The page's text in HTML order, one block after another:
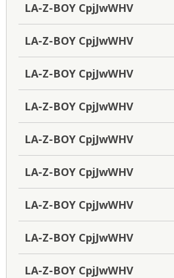
LA-Z-BOY CpjJwWHV
LA-Z-BOY CpjJwWHV
LA-Z-BOY CpjJwWHV
LA-Z-BOY CpjJwWHV
LA-Z-BOY CpjJwWHV
LA-Z-BOY CpjJwWHV
LA-Z-BOY CpjJwWHV
LA-Z-BOY CpjJwWHV
LA-Z-BOY CpjJwWHV